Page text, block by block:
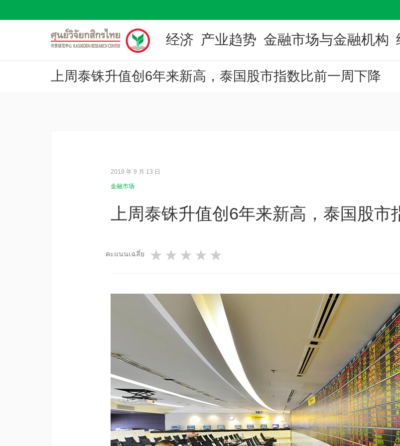
经济 产业趋势 金融市场与金融机构
上周泰铢升值创6年来新高，泰国股市指数比前一周下降
2019 年 9 月 13 日
金融市场
上周泰铢升值创6年来新高，泰国股
คะแนนเฉลี่ย 4 stars
3 stars
2 stars
1 star